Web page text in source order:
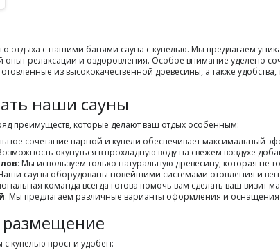
отдыха с нашими банями сауна с купелью. Мы предлагаем
опыт релаксации и оздоровления. Особое внимание уделено
из высококачественной древесины, а также
наши сауны
преимуществ, которые делают ваш отдых особенным:
сочетание парной и купели обеспечивает максимальный
окунуться в прохладную воду на свежем воздухе
: Мы используем только натуральную древесину, которая не
сауны оборудованы новейшими системами отопления и
команда всегда готова помочь вам сделать ваш
: Мы предлагаем различные варианты оформления и
размещение
купелью прост и удобен: